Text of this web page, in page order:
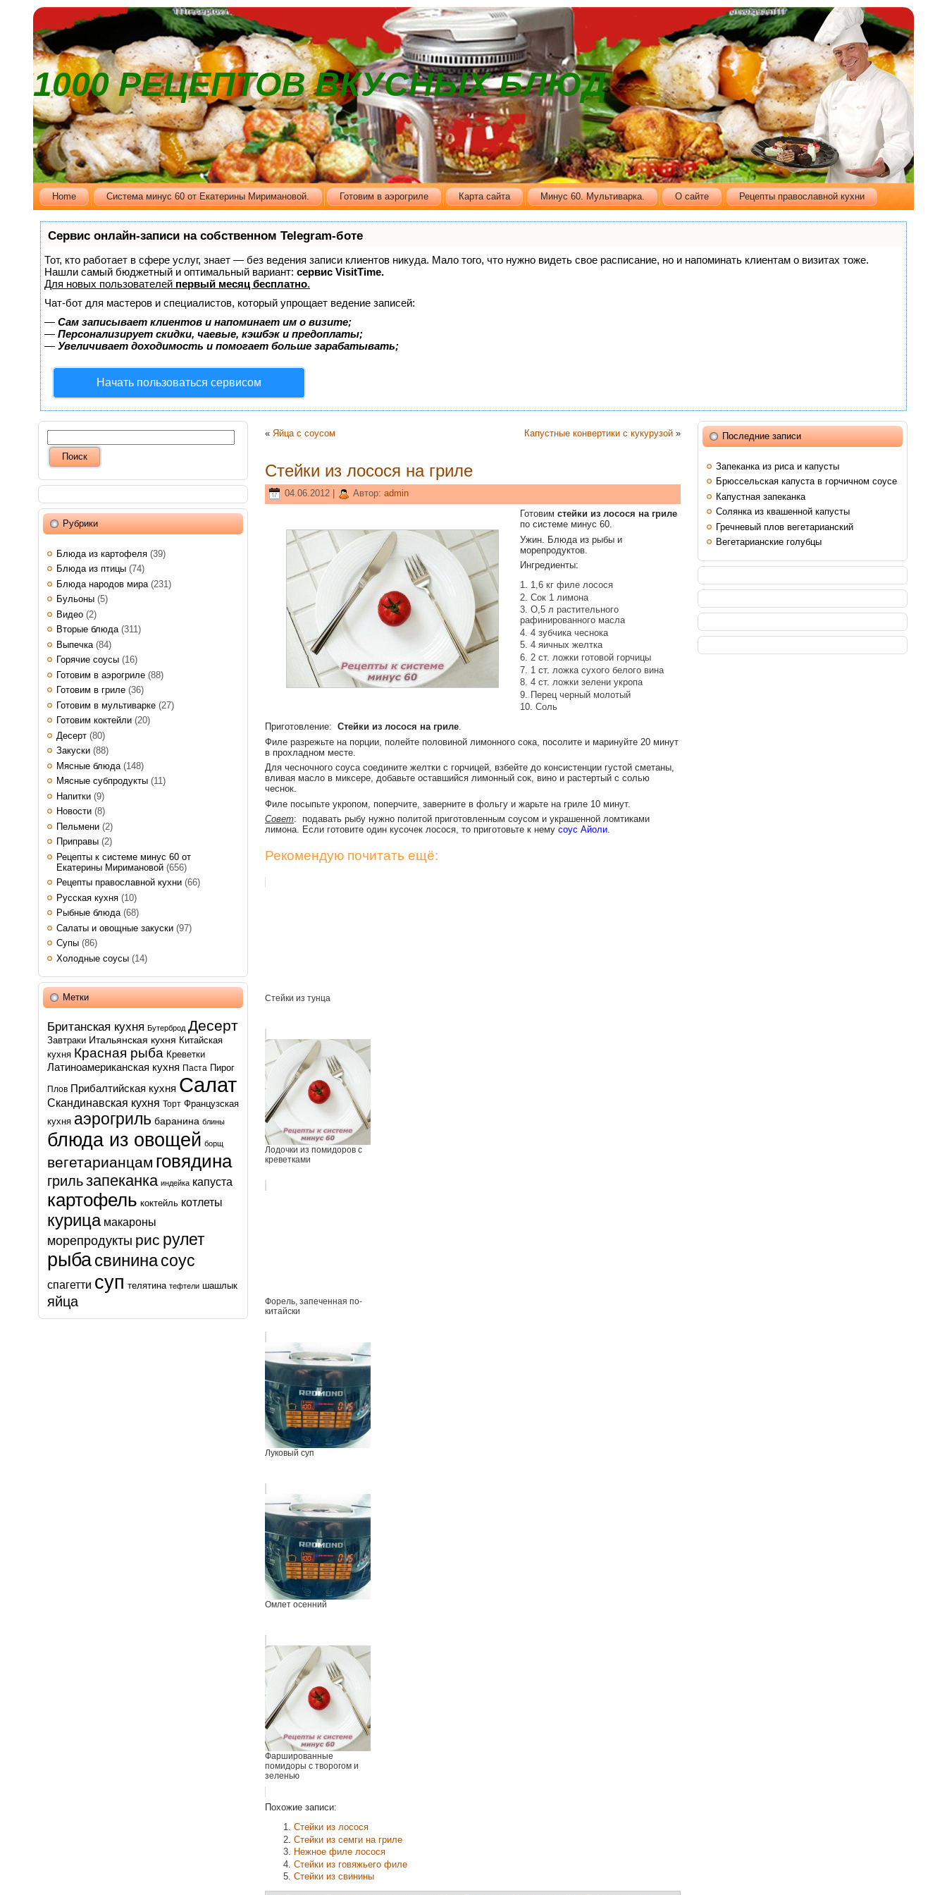
1000 РЕЦЕПТОВ ВКУСНЫХ БЛЮД
Home Cистема минус 60 от Екатерины Миримановой. Готовим в аэрогриле Карта сайта Минус 60. Мультиварка. О сайте Рецепты православной кухни
Сервис онлайн-записи на собственном Telegram-боте
Тот, кто работает в сфере услуг, знает — без ведения записи клиентов никуда. Мало того, что нужно видеть свое расписание, но и напоминать клиентам о визитах тоже.
Нашли самый бюджетный и оптимальный вариант: сервис VisitTime.
Для новых пользователей первый месяц бесплатно.
Чат-бот для мастеров и специалистов, который упрощает ведение записей:
— Сам записывает клиентов и напоминает им о визите;
— Персонализирует скидки, чаевые, кэшбэк и предоплаты;
— Увеличивает доходимость и помогает больше зарабатывать;
Начать пользоваться сервисом
Рубрики
Блюда из картофеля (39)
Блюда из птицы (74)
Блюда народов мира (231)
Бульоны (5)
Видео (2)
Вторые блюда(311)
Выпечка (84)
Горячие соусы (16)
Готовим в аэрогриле (88)
Готовим в гриле (36)
Готовим в мультиварке (27)
Готовим коктейли (20)
Десерт (80)
Закуски (88)
Мясные блюда (148)
Мясные субпродукты (11)
Напитки (9)
Новости (8)
Пельмени (2)
Приправы (2)
Рецепты к системе минус 60 от
Екатерины Миримановой (656)
Рецепты православной кухни (66)
Русская кухня (10)
Рыбные блюда(68)
Салаты и овощные закуски (97)
Супы (86)
Холодные соусы (14)
Метки
Британская кухня Бутерброд Десерт
Завтраки Итальянская кухня Китайская
кухня Красная рыба Креветки
Латиноамериканская кухня Паста Пирог
Плов Прибалтийская кухня Салат
Скандинавская кухня Торт Французская
кухня аэрогриль баранина блины
блюда из овощей борщ
вегетарианцам говядина
грильзапеканка индейка капуста
картофель коктейль котлеты
курица макароны
морепродукты рис рулет
рыбасвининасоус
спагетти суп телятина тефтели шашлык
яйца
« Яйца с соусом Капустные конвертики с кукурузой »
Стейки из лосося на гриле
04.06.2012 | Автор: admin
Готовим стейки из лосося на гриле
по системе минус 60.
Ужин. Блюда из рыбы и
морепродуктов.
Ингредиенты:
1,6 кг филе лосося
Сок 1 лимона
О,5 л растительного
рафинированного масла
4 зубчика чеснока
4 яичных желтка
2 ст. ложки готовой горчицы
1 ст. ложка сухого белого вина
4 ст. ложки зелени укропа
Перец черный молотый
Соль
Приготовление: Стейки из лосося на гриле.
Филе разрежьте на порции, полейте половиной лимонного сока, посолите и маринуйте 20 минут
в прохладном месте.
Для чесночного соуса соедините желтки с горчицей, взбейте до консистенции густой сметаны,
вливая масло в миксере, добавьте оставшийся лимонный сок, вино и растертый с солью
чеснок.
Филе посыпьте укропом, поперчите, заверните в фольгу и жарьте на гриле 10 минут.
Совет: подавать рыбу нужно политой приготовленным соусом и украшенной ломтиками
лимона. Если готовите один кусочек лосося, то приготовьте к нему соус Айоли.
Рекомендую почитать ещё:
Стейки из тунца
Лодочки из помидоров с
креветками
Форель, запеченная по-
китайски
Луковый суп
Омлет осенний
Фаршированные
помидоры с творогом и
зеленью
Похожие записи:
Стейки из лосося
Стейки из семги на гриле
Нежное филе лосося
Стейки из говяжьего филе
Стейки из свинины
Последние записи
Запеканка из риса и капусты
Брюссельская капуста в горчичном соусе
Капустная запеканка
Солянка из квашенной капусты
Гречневый плов вегетарианский
Вегетарианские голубцы